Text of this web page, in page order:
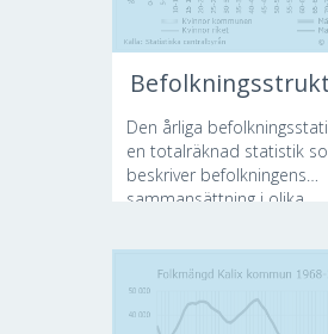
Den årliga
en totalräknad statistik
beskriver befolkningens
sammansättning i olika...